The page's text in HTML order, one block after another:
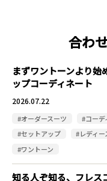
合わ
まずワントーンより始
ップコーディネート
2026.07.22
#オーダースーツ
#コーデ
#セットアップ
#レディー
#ワントーン
知る人ぞ知る、フレス